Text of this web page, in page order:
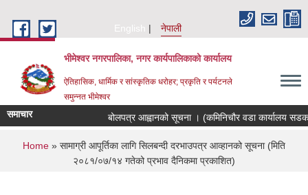
English
नेपाली
भीमेश्वर नगरपालिका, नगर कार्यपालिकाको कार्यालय
ऐतिहासिक, धार्मिक र सांस्कृतिक धरोहर; प्रकृति र पर्यटनले
समुन्नत भीमेश्वर
समाचार बोलपत्र आह्वानको सूचना । (कमिनिचौर वडा कार्यालय सडक
You are here
Home » सामाग्री आपूर्तिका लागि सिलबन्दी दरभाउपत्र आव्हानको सूचना (मिति
२०८१/०७/१४ गतेको प्रभाव दैनिकमा प्रकाशित)